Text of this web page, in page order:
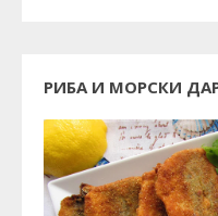
РИБА И МОРСКИ